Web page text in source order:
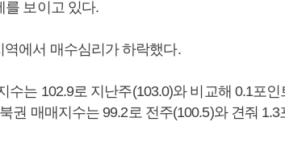
를 보이고 있다.
에서 매수심리가 하락했다.
수는 102.9로 지난주(103.0)와 비교해 0.1포인
권 매매지수는 99.2로 전주(100.5)와 견줘 1.3